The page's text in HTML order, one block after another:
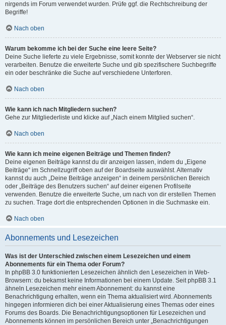
nirgends im Forum verwendet wurden. Prüfe ggf. die Rechtschreibung der
Begriffe!
Nach oben
Warum bekomme ich bei der Suche eine leere Seite?
Deine Suche lieferte zu viele Ergebnisse, somit konnte der Webserver sie nicht
verarbeiten. Benutze die erweiterte Suche und gib spezifischere Suchbegriffe
ein oder beschränke die Suche auf verschiedene Unterforen.
Nach oben
Wie kann ich nach Mitgliedern suchen?
Gehe zur Mitgliederliste und klicke auf „Nach einem Mitglied suchen“.
Nach oben
Wie kann ich meine eigenen Beiträge und Themen finden?
Deine eigenen Beiträge kannst du dir anzeigen lassen, indem du „Eigene
Beiträge“ im Schnellzugriff oben auf der Boardseite auswählst. Alternativ
kannst du auch „Deine Beiträge anzeigen“ in deinem persönlichen Bereich
oder „Beiträge des Benutzers suchen“ auf deiner eigenen Profilseite
verwenden. Benutze die erweiterte Suche, um nach von dir erstellen Themen
zu suchen. Trage dort die entsprechenden Optionen in die Suchmaske ein.
Nach oben
Abonnements und Lesezeichen
Was ist der Unterschied zwischen einem Lesezeichen und einem
Abonnements für ein Thema oder Forum?
In phpBB 3.0 funktionierten Lesezeichen ähnlich den Lesezeichen in Web-
Browsern: du bekamst keine Informationen bei einem Update. Seit phpBB 3.1
ähneln Lesezeichen mehr einem Abonnement: du kannst eine
Benachrichtigung erhalten, wenn ein Thema aktualisiert wird. Abonnements
hingegen informieren dich bei einer Aktualisierung eines Themas oder eines
Forums des Boards. Die Benachrichtigungsoptionen für Lesezeichen und
Abonnements können im persönlichen Bereich unter „Benachrichtigungen